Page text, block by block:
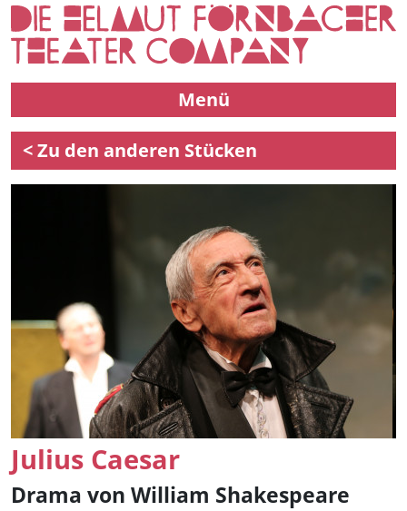
Menü
< Zu den anderen Stücken
Julius Caesar
Drama von William Shakespeare